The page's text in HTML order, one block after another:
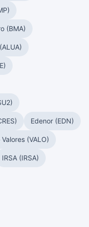
(BMA)
Edenor (EDN)
(VALO)
IRSA (IRSA)